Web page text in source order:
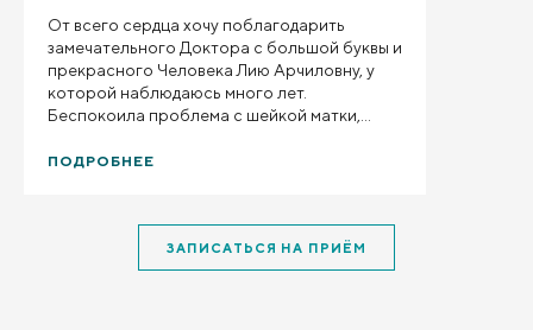
От всего сердца хочу поблагодарить
замечательного Доктора с большой буквы и
прекрасного Человека Лию Арчиловну, у
которой наблюдаюсь много лет.
Беспокоила проблема с шейкой матки,
доктора. Высококвалифицированный ,
подход, настраивает на позитивный лад,
оказывает своевременную необходимую
помощь. Очень рада, что в своё время
ПОДРОБНЕЕ
ЗАПИСАТЬСЯ НА ПРИЁМ